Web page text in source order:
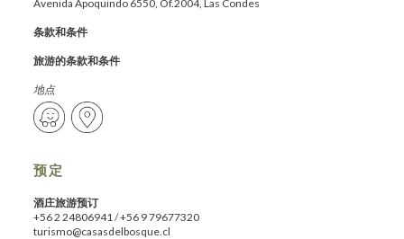
活动
更多信息
Avenida Apoquindo 6550, Of.2004, Las Condes
条款和条件
旅游的条款和条件
地点
预定
酒庄旅游预订
+56 2 24806941 /+56 9 79677320
turismo@casasdelbosque.cl